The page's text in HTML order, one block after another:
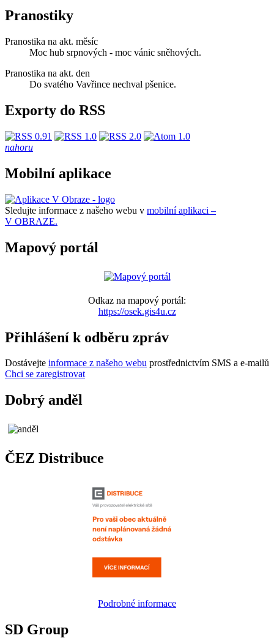
Pranostiky
Pranostika na akt. měsíc
Moc hub srpnových - moc vánic sněhových.
Pranostika na akt. den
Do svatého Vavřince nechval pšenice.
Exporty do RSS
nahoru
Mobilní aplikace
Sledujte informace z našeho webu v mobilní aplikaci –
V OBRAZE.
Mapový portál
Odkaz na mapový portál:
https://osek.gis4u.cz
Přihlášení k odběru zpráv
Dostávejte informace z našeho webu prostřednictvím SMS a e-mailů
Chci se zaregistrovat
Dobrý anděl
ČEZ Distribuce
Podrobné informace
SD Group